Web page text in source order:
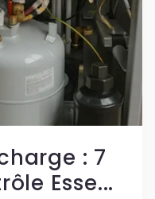
: 7
Esse...